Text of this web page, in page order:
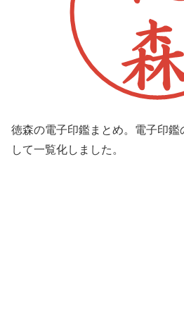
徳森の電子印鑑まとめ。電子印鑑
して一覧化しました。